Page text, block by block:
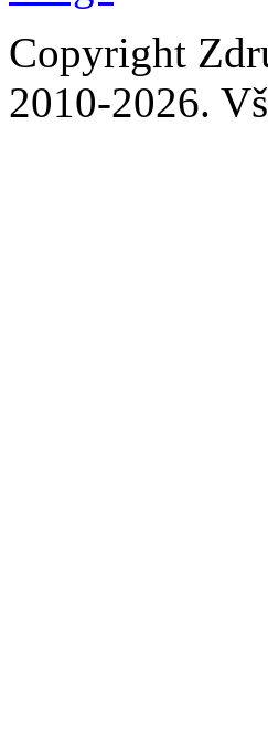
Copyright
2010-2026.